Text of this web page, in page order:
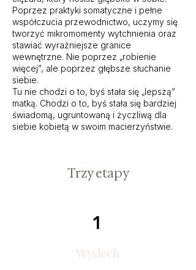
Poprzez praktyki somatyczne i pełne
współczucia przewodnictwo, uczymy się
tworzyć mikromomenty wytchnienia oraz
stawiać wyraźniejsze granice
wewnętrzne. Nie poprzez „robienie
więcej”, ale poprzez głębsze słuchanie
siebie.
Tu nie chodzi o to, byś stała się „lepszą”
matką. Chodzi o to, byś stała się bardziej
świadomą, ugruntowaną i życzliwą dla
siebie kobietą w swoim macierzyństwie.
Trzy etapy
1
Wydech